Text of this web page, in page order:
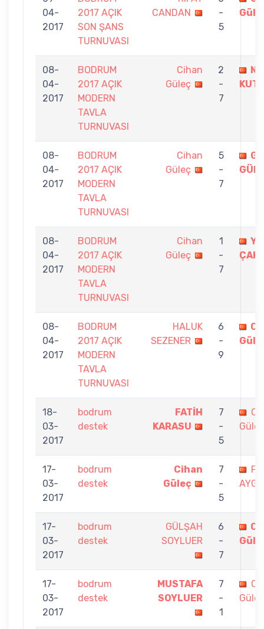
04-
2017
2017 AÇIK
SON ŞANS
TURNUVASI
CANDAN
-
5
08-
04-
2017
BODRUM
2017 AÇIK
MODERN
TAVLA
TURNUVASI
Cihan
Güleç
2
-
7
08-
04-
2017
BODRUM
2017 AÇIK
MODERN
TAVLA
TURNUVASI
Cihan
Güleç
5
-
7
08-
04-
2017
BODRUM
2017 AÇIK
MODERN
TAVLA
TURNUVASI
Cihan
Güleç
1
-
7
08-
04-
2017
BODRUM
2017 AÇIK
MODERN
TAVLA
TURNUVASI
HALUK
SEZENER
6
-
9
18-
03-
2017
bodrum
destek
FATİH
KARASU
7
-
5
Güleç
17-
03-
2017
bodrum
destek
Cihan
Güleç
7
-
5
17-
03-
2017
bodrum
destek
GÜLŞAH
SOYLUER
6
-
7
17-
03-
2017
bodrum
destek
MUSTAFA
SOYLUER
7
-
1
Güleç